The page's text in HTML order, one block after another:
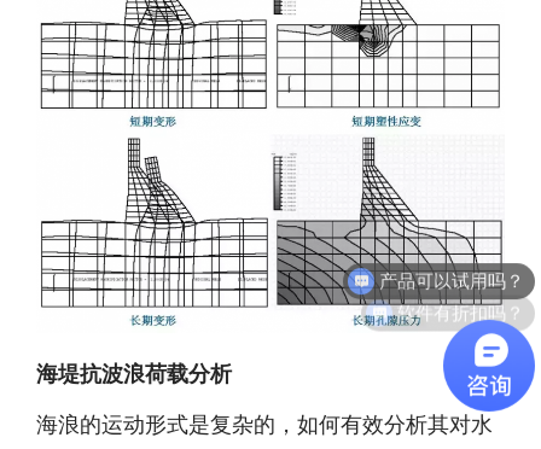
海堤抗波浪荷载分析
海浪的运动形式是复杂的，如何有效分析其对水
软件有折扣吗？